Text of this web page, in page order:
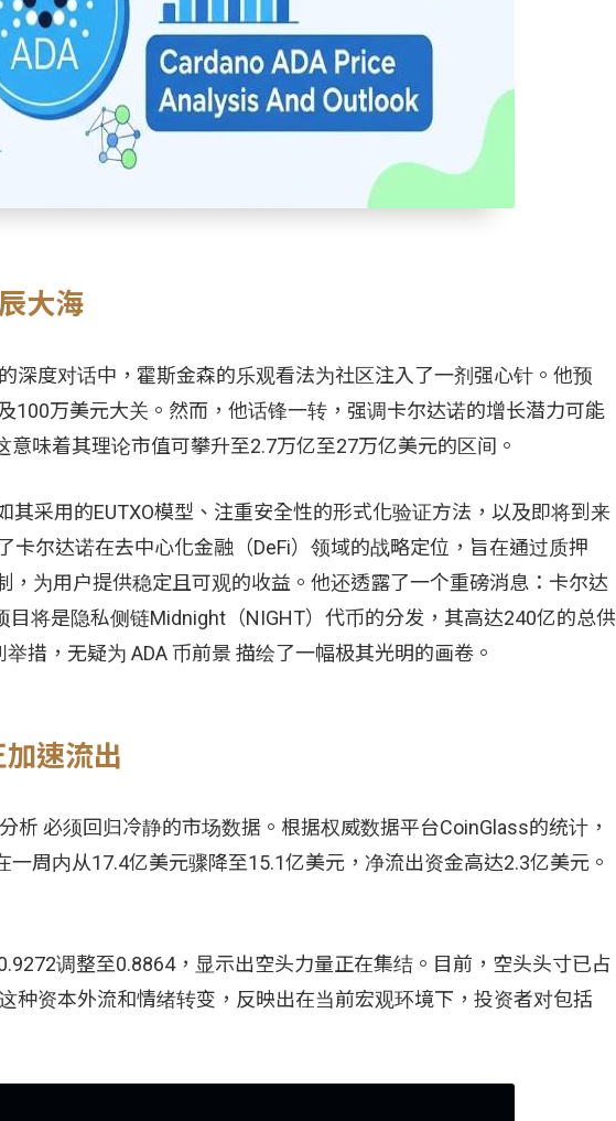
大海
深度对话中，霍斯金森的乐观看法为社区注入了一剂强心针。他预
100万美元大关。然而，他话锋一转，强调卡尔达诺的增长潜力可能
味着其理论市值可攀升至2.7万亿至27万亿美元的区间。
采用的EUTXO模型、注重安全性的形式化验证方法，以及即将到来
卡尔达诺在去中心化金融（DeFi）领域的战略定位，旨在通过质押
，为用户提供稳定且可观的收益。他还透露了一个重磅消息：卡尔达
将是隐私侧链Midnight（NIGHT）代币的分发，其高达240亿的总供
措，无疑为 ADA 币前景 描绘了一幅极其光明的画卷。
速流出
析 必须回归冷静的市场数据。根据权威数据平台CoinGlass的统计，
周内从17.4亿美元骤降至15.1亿美元，净流出资金高达2.3亿美元。
调整至0.8864，显示出空头力量正在集结。目前，空头头寸已占
种资本外流和情绪转变，反映出在当前宏观环境下，投资者对包括